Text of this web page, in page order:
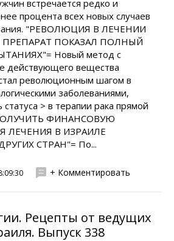
встречается редко и
процента всех новых случаев
"РЕВОЛЮЦИЯ В ЛЕЧЕНИИ
ПРЕПАРАТ ПОКАЗАЛ ПОЛНЫЙ
Новый метод с
действующего вещества
революционным шагом в
заболеваниями,
> в терапии рака прямой
ФИНАНСОВУЮ
В ИЗРАИЛЕ
СТРАН"= По...
+ Комментировать
Рецепты от ведущих
Выпуск 338